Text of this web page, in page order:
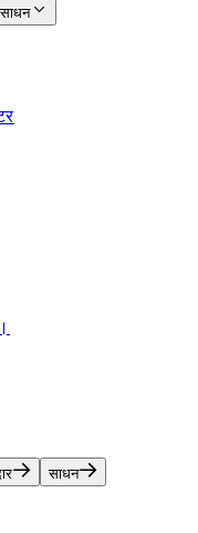
साधन​​
साधन​​